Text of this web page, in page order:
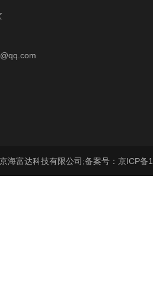
海富达科技有限公司;备案号：京ICP备